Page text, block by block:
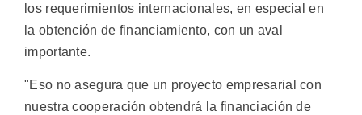
los requerimientos internacionales, en especial en
la obtención de financiamiento, con un aval
importante.
"Eso no asegura que un proyecto empresarial con
nuestra cooperación obtendrá la financiación de